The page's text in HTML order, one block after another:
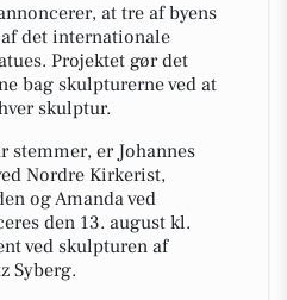
at tre af byens
det internationale
Projektet gør det
bag skulpturerne ved at
skulptur.
stemmer, er Johannes
Nordre Kirkerist,
og Amanda ved
den 13. august kl.
ved skulpturen af
Syberg.